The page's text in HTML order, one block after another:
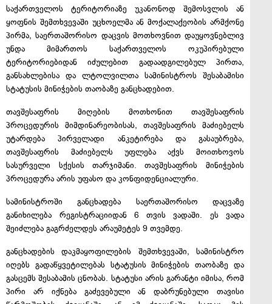
საქართველოს ტერიტორიაზე უკანონოდ შემოსვლის ან
ყოფნის შემთხვევაში უცხოელმა ან მოქალაქეობის არმქონე
პირმა, საერთაშორისო დაცვის მოთხოვნით დაუყოვნებლივ
უნდა მიმართოს საქართველოს ოკუპირებული
ტერიტორიებიდან იძულებით გადაადგილებულ პირთა,
განსახლებისა და ლტოლვილთა სამინისტროს შესაბამისი
სტატუსის მინიჭების თაობაზე განცხადებით.
თავშესაფრის მიღების მოთხონით თავშესაფრის
პროცედურის მიმდინარეობისას, თავშესაფრის მაძიებელს
უტარდება პირველადი ანკეტირება და გასაუბრება,
თავშესაფრის მაძიებელს უფლება აქვს მოითხოვოს
სასურველი სქესის თარჯიმანი. თავშესაფრის მინიჭების
პროცედურა არის უფასო და კონფიდენციალური.
სამინისტროში განცხადება საერთაშორისო დაცვაზე
განიხილება რეგისტრაციიდან 6 თვის ვადაში. ეს ვადა
შეიძლება გაგრძელდეს არაუმეტეს 9 თვემდე.
განცხადების დაკმაყოფილების შემთხვევაში, სამინისტრო
იღებს გადაწყვეტილებას სტატუსის მინიჭების თაობაზე და
გასცემს შესაბამის ცნობას. სტატუსი არის გარანტი იმისა, რომ
პირი არ იქნება გაძევებული ან დაბრუნებული თავისი